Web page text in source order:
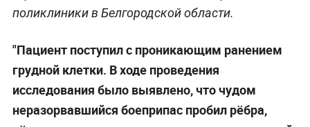
поликлиники в Белгородской области.
"Пациент поступил с проникающим ранением
грудной клетки. В ходе проведения
исследования было выявлено, что чудом
неразорвавшийся боеприпас пробил рёбра,